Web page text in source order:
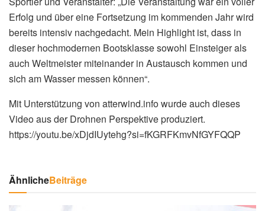
Erfolg und über eine Fortsetzung im kommenden Jahr wird
bereits intensiv nachgedacht. Mein Highlight ist, dass in
dieser hochmodernen Bootsklasse sowohl Einsteiger als
auch Weltmeister miteinander in Austausch kommen und
sich am Wasser messen können“.
Mit Unterstützung von atterwind.info wurde auch dieses
Video aus der Drohnen Perspektive produziert.
https://youtu.be/xDjdIUytehg?si=fKGRFKmvNfGYFQQP
ÄhnlicheBeiträge